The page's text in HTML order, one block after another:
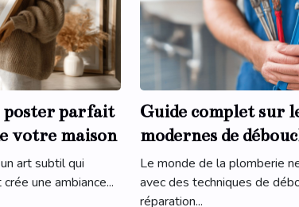
poster parfait
votre maison
art subtil qui
une ambiance...
Guide complet sur
modernes de
réparation
Le monde de la plomberie
avec des techniques de
réparation...